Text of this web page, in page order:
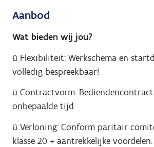
Aanbod
Wat bieden wij jou?
ü Flexibiliteit: Werkschema en
volledig bespreekbaar!
ü Contractvorm:
onbepaalde tijd
ü Verloning: Conform paritair
klasse 20 + aantrekkelijke voordelen.